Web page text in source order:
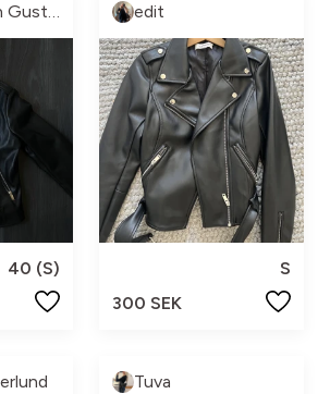
Frida Nilsson Gustafsson
40 (S)
edit
S
300 SEK
Tuva